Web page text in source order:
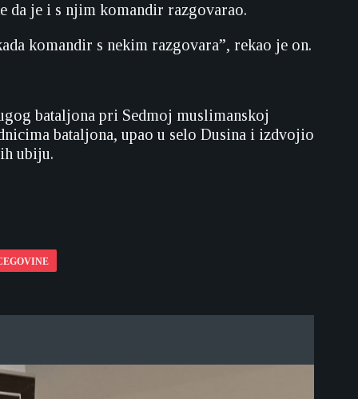
da je i s njim komandir razgovarao.
komandir s nekim razgovara”, rekao je on.
bataljona pri Sedmoj muslimanskoj
bataljona, upao u selo Dusina i izdvojio
ubiju.